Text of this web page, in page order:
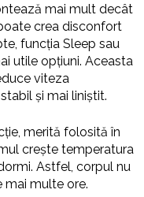
mai mult decât
crea disconfort
funcția Sleep sau
utile opțiuni. Aceasta
viteza
și mai liniștit.
merită folosită în
crește temperatura
Astfel, corpul nu
multe ore.